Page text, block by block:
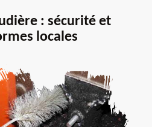
: sécurité et
locales